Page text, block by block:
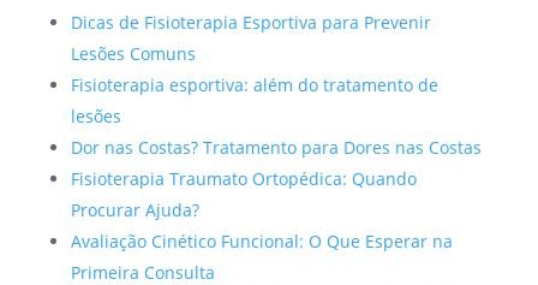
Dicas de Fisioterapia Esportiva para Prevenir
Lesões Comuns
Fisioterapia esportiva: além do tratamento de
lesões
Dor nas Costas? Tratamento para Dores nas Costas
Fisioterapia Traumato Ortopédica: Quando
Procurar Ajuda?
Avaliação Cinético Funcional: O Que Esperar na
Primeira Consulta